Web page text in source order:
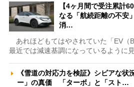
【4ヶ月間で受注累計
なる「航続距離の不安
消…
あれほどもてはやされていた「EV（
最近では減速基調になっているように
《雪道の対応力を検証》シビアな状
ー」の真価 「ターボ」と「スト…